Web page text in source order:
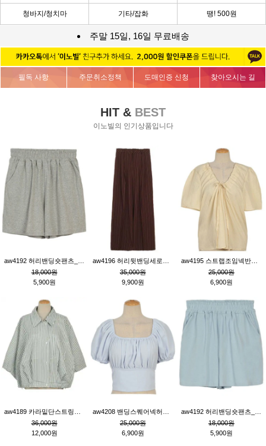
청바지/청치마 기타/잡화 땡! 500원
주말 15일, 16일 무료배송
필독 사항 주문취소정책 도매인증 신청 찾아오시는 길
HIT & BEST
이노빌의 인기상품입니다
18,000원
5,900원
35,000원
9,900원
25,000원
6,900원
36,000원
12,000원
25,000원
6,900원
18,000원
5,900원